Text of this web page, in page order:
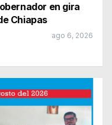
en gira
Chiapas
ago 6, 2026